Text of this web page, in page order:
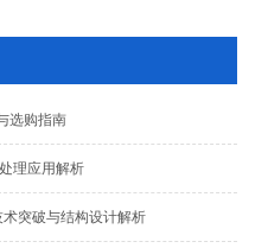
选购指南
理应用解析
突破与结构设计解析